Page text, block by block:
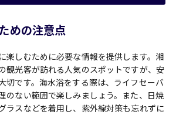
めの注意点
楽しむために必要な情報を提供します。湘
観光客が訪れる人気のスポットですが、安
切です。海水浴をする際は、ライフセーバ
のない範囲で楽しみましょう。また、日焼
ラスなどを着用し、紫外線対策も忘れずに